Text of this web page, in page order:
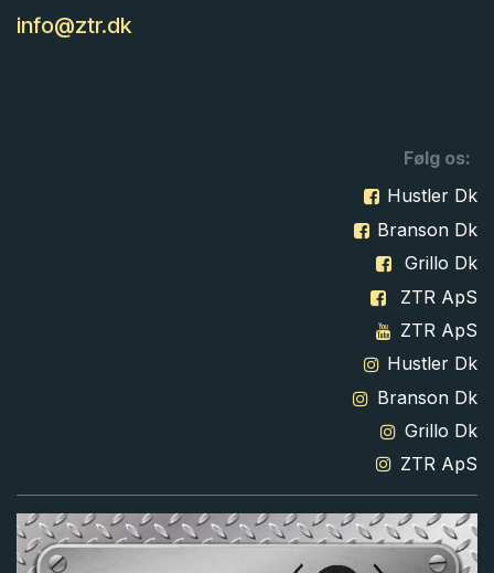
info@ztr.dk
Følg os:
Hustler Dk
Branson Dk
Grillo Dk
ZTR ApS
ZTR ApS
Hustler Dk
Branson Dk
Grillo Dk
ZTR ApS